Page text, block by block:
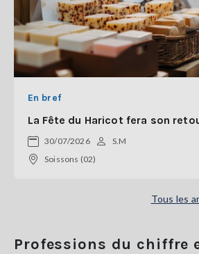
En bref
La Fête du Haricot fera son
30/07/2026
S.M
Soissons (02)
Tous les
Professions du chiffre